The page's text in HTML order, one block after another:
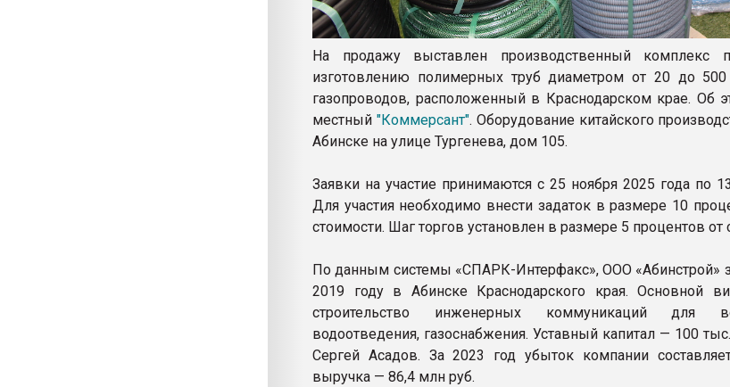
На продажу выставлен производственный комплекс
изготовлению полимерных труб диаметром от 20 до
газопроводов, расположенный в Краснодарском крае. Об
местный "Коммерсант". Оборудование китайского
Абинске на улице Тургенева, дом 105.
Заявки на участие принимаются с 25 ноября 2025 года по
Для участия необходимо внести задаток в размере 10
стоимости. Шаг торгов установлен в размере 5 процентов от
По данным системы «СПАРК-Интерфакс», ООО «Абинстрой»
2019 году в Абинске Краснодарского края. Основной
строительство инженерных коммуникаций для
водоотведения, газоснабжения. Уставный капитал — 100
Сергей Асадов. За 2023 год убыток компании
выручка — 86,4 млн руб.